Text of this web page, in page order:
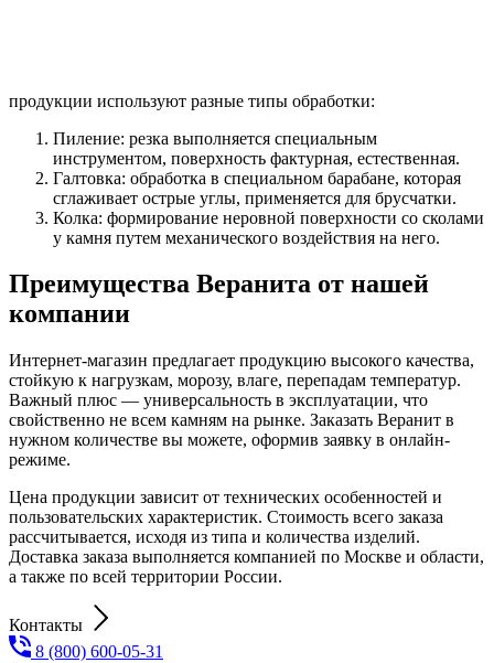
продукции используют разные типы обработки:
Пиление: резка выполняется специальным
инструментом, поверхность фактурная, естественная.
Галтовка: обработка в специальном барабане, которая
сглаживает острые углы, применяется для брусчатки.
Колка: формирование неровной поверхности со сколами
у камня путем механического воздействия на него.
Преимущества Веранита от нашей
компании
Интернет-магазин предлагает продукцию высокого качества,
стойкую к нагрузкам, морозу, влаге, перепадам температур.
Важный плюс — универсальность в эксплуатации, что
свойственно не всем камням на рынке. Заказать Веранит в
нужном количестве вы можете, оформив заявку в онлайн-
режиме.
Цена продукции зависит от технических особенностей и
пользовательских характеристик. Стоимость всего заказа
рассчитывается, исходя из типа и количества изделий.
Доставка заказа выполняется компанией по Москве и области,
а также по всей территории России.
Контакты
8 (800) 600-05-31